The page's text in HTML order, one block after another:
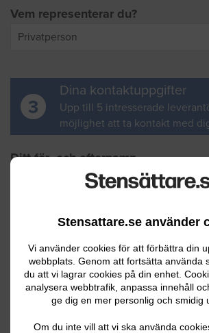
Stensattare.se använder
Vi använder cookies för att förbättra din
webbplats. Genom att fortsätta använda
du att vi lagrar cookies på din enhet.
analysera webbtrafik, anpassa innehåll
ge dig en mer personlig och smidig
Om du inte vill att vi ska använda
Vem representerar du?
3
Dina kontaktuppgifter
Upp till 5 intresserade
möjlighet att ta kontakt med
Ditt för- och efternamn
Din e-postadress
Ditt telefonnummer